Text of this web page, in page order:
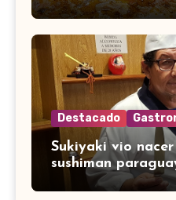
Destacado
Sukiyaki vio
sushiman